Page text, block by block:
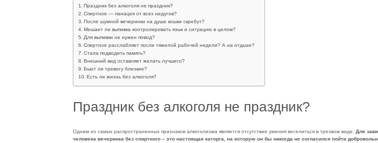
Праздник без алкоголя не праздник?
Спиртное — панацея от всех недугов?
После шумной вечеринки на душе кошки скребут?
Мешает ли выпивка контролировать язык и ситуацию в целом?
Для выпивки не нужен повод?
Спиртное расслабляет после тяжелой рабочей недели? А на отдыхе?
Стала подводить память?
Внешний вид оставляет желать лучшего?
Бьют ли тревогу близкие?
Есть ли жизнь без алкоголя?
Праздник без алкоголя не праздник?
Одним из самых распространенных признаков алкоголизма является отсутствие умения веселиться в трезвом виде. Для
человека вечеринка без спиртного – это настоящая каторга, на которую он бы никогда не согласился пойти